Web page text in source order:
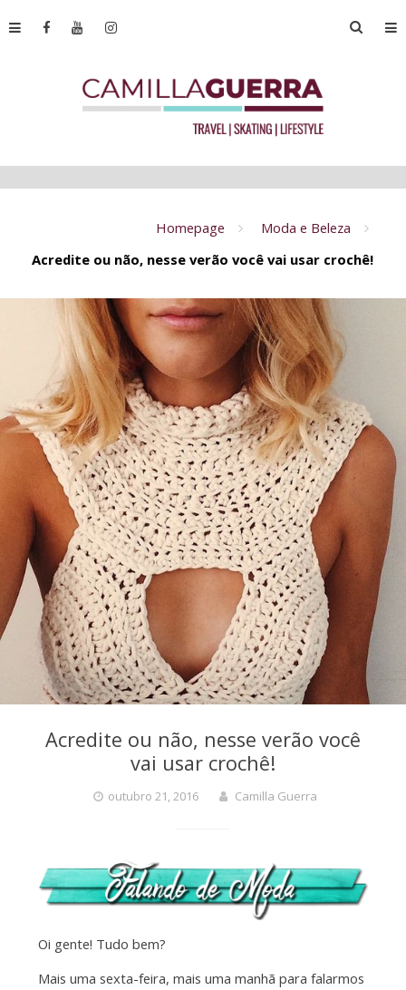
Homepage
Moda e Beleza
Acredite ou não, nesse verão você vai usar crochê!
Acredite ou não, nesse verão você
vai usar crochê!
outubro 21, 2016 Camilla Guerra
Oi gente! Tudo bem?
Mais uma sexta-feira, mais uma manhã para falarmos